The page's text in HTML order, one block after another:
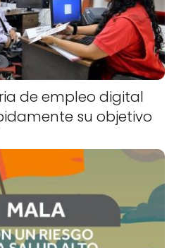
de empleo digital
su objetivo